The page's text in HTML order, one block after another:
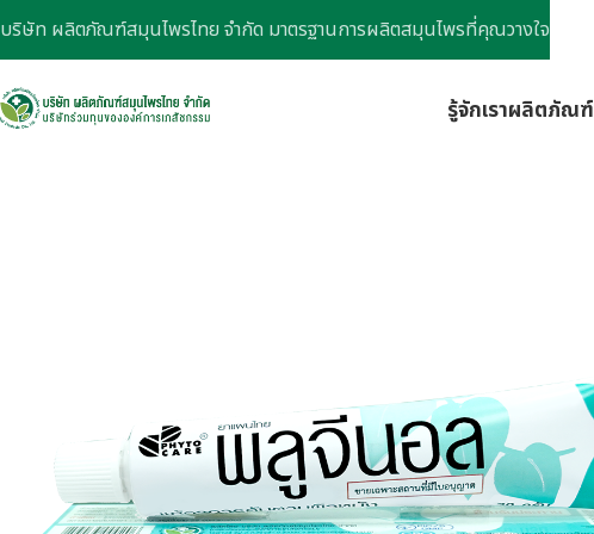
รู้จักเราผลิตภัณฑ์
บริษัท ผลิตภัณฑ์สมุนไพรไทย จำกัด มาตรฐานการผลิตสมุนไพรที่คุณวางใจ